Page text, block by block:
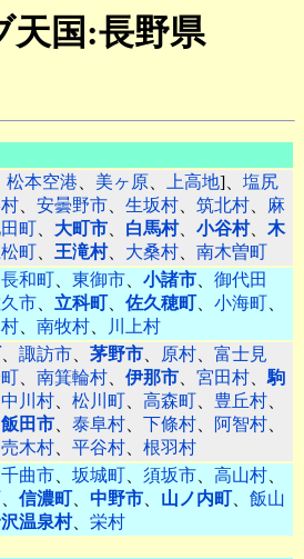
天国:長野県
松本空港、 美ヶ原、 上高地]、 塩尻
、 安曇野市、 生坂村、 筑北村、 麻
町、 大町市、 白馬村、 小谷村、 木
町、 王滝村、 大桑村、 南木曽町
長和町、 東御市、 小諸市、 御代田
市、 立科町、 佐久穂町、 小海町、
、 南牧村、 川上村
、 諏訪市、 茅野市、 原村、 富士見
、 南箕輪村、 伊那市、 宮田村、駒
中川村、 松川町、 高森町、 豊丘村、
飯田市、 泰阜村、 下條村、 阿智村、
売木村、 平谷村、 根羽村
千曲市、 坂城町、 須坂市、 高山村、
、 信濃町、 中野市、 山ノ内町、 飯山
温泉村、 栄村